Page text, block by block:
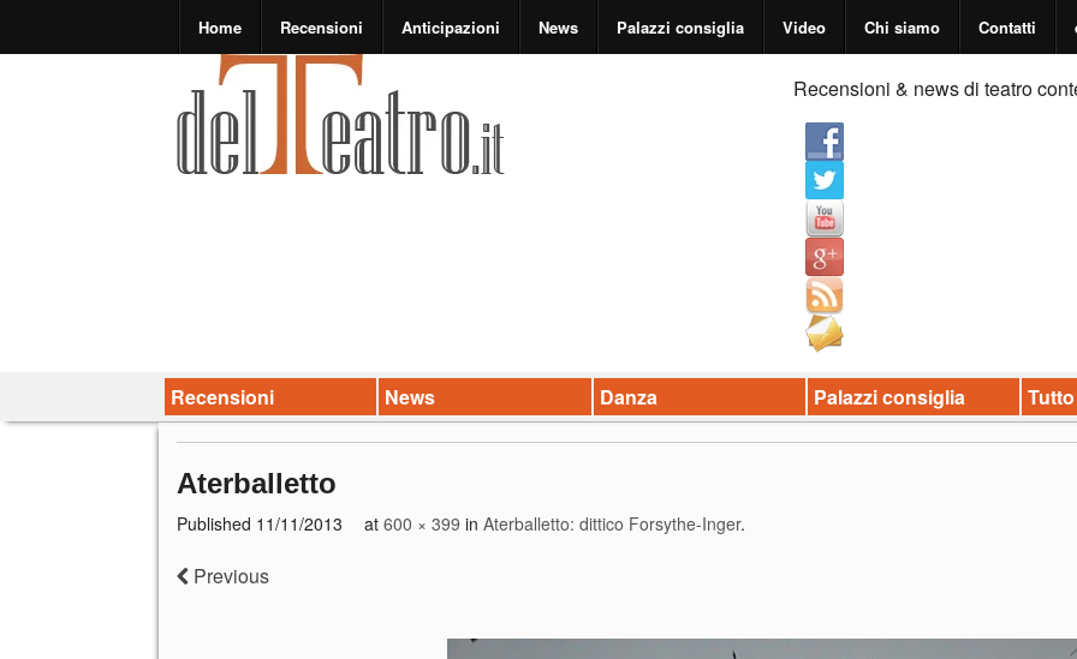
Home Recensioni Anticipazioni News Palazzi consiglia Video Chi siamo Contatti
Recensioni & news di teatro
Recensioni News Danza Palazzi consiglia
Aterballetto
Published 11/11/2013 at 600 × 399 in Aterballetto: dittico Forsythe-Inger.
Previous